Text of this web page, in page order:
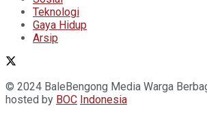
Teknologi
Gaya Hidup
Arsip
© 2024 BaleBengong Media Warga
hosted by BOC Indonesia